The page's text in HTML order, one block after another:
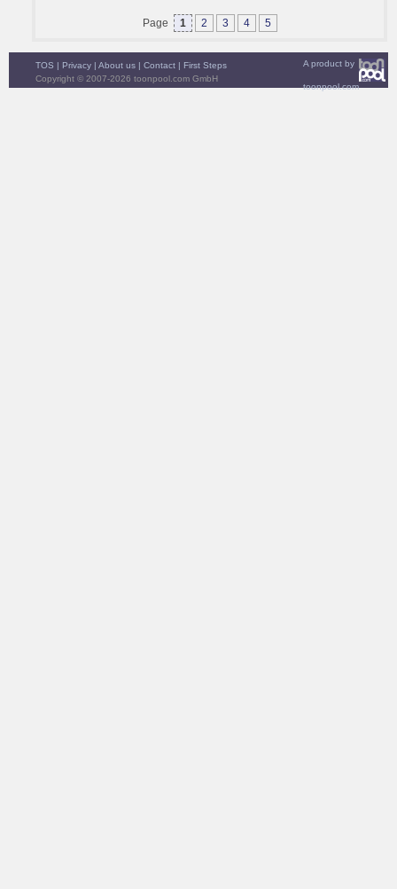
Page 1 2 3 4 5
A product by
toonpool.com
TOS | Privacy | About us | Contact | First Steps
Copyright © 2007-2026 toonpool.com GmbH